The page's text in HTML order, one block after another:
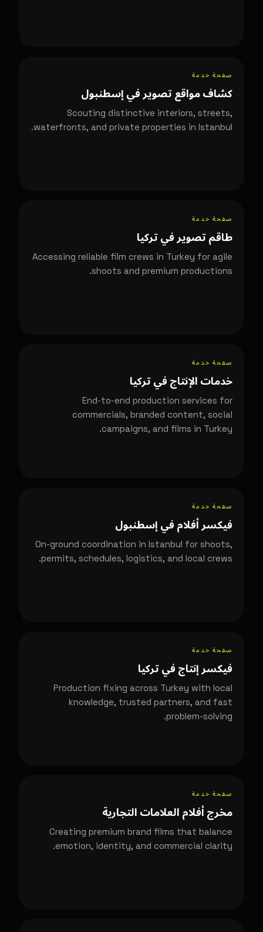
صفحة خدمة
كشاف مواقع تصوير في إسطنبول
Scouting distinctive interiors, streets,
waterfronts, and private properties in Istanbul.
صفحة خدمة
طاقم تصوير في تركيا
Accessing reliable film crews in Turkey for agile
shoots and premium productions.
صفحة خدمة
خدمات الإنتاج في تركيا
End-to-end production services for
commercials, branded content, social
campaigns, and films in Turkey.
صفحة خدمة
فيكسر أفلام في إسطنبول
On-ground coordination in Istanbul for shoots,
permits, schedules, logistics, and local crews.
صفحة خدمة
فيكسر إنتاج في تركيا
Production fixing across Turkey with local
knowledge, trusted partners, and fast
problem-solving.
صفحة خدمة
مخرج أفلام العلامات التجارية
Creating premium brand films that balance
emotion, identity, and commercial clarity.